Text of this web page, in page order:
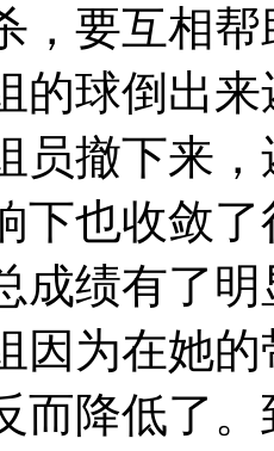
，要互相
的球倒出
员撤下来
下也收敛
成绩有了
因为在她
而降低了